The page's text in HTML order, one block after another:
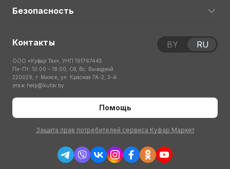
Безопасность
Контакты
ООО «Куфар Тех», УНП 191767445
Пн-Пт: 10:00 – 18:00; Сб, Вс: Выходной
220029, г. Минск, ул. Красная 7А-2, 3-й
этаж help@kufar.by
Помощь
Защита прав потребителей сервиса Куфар Маркет
BY RU